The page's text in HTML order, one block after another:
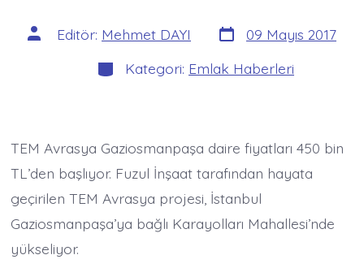
Yazının
yazarı
Editör: Mehmet DAYI Yazı
tarihi
09 Mayıs 2017
Kategoriler
Kategori: Emlak Haberleri
TEM Avrasya Gaziosmanpaşa daire fiyatları 450 bin
TL’den başlıyor. Fuzul İnşaat tarafından hayata
geçirilen TEM Avrasya projesi, İstanbul
Gaziosmanpaşa’ya bağlı Karayolları Mahallesi’nde
yükseliyor.